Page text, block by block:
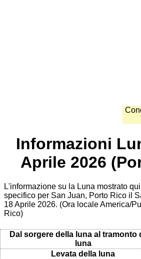
Informazioni
Aprile 2026
L'informazione su la Luna mostrato
specifico per San Juan, Porto Rico il
18 Aprile 2026. (Ora locale America/
Rico)
Dal sorgere della luna al tramonto
luna
Levata della luna